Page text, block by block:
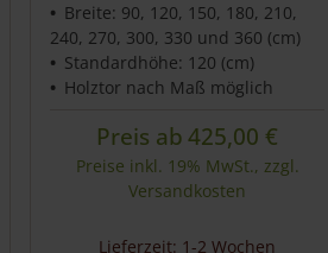
Breite: 90, 120, 150, 180, 210,
240, 270, 300, 330 und 360 (cm)
Standardhöhe: 120 (cm)
Holztor nach Maß möglich
Preis ab425,00 €
Preise inkl. 19% MwSt., zzgl.
Versandkosten
Lieferzeit: 1-2 Wochen